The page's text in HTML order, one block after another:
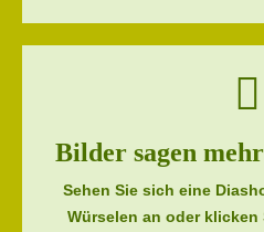
Bilder sagen
Sehen Sie sich eine
Würselen an oder klicken